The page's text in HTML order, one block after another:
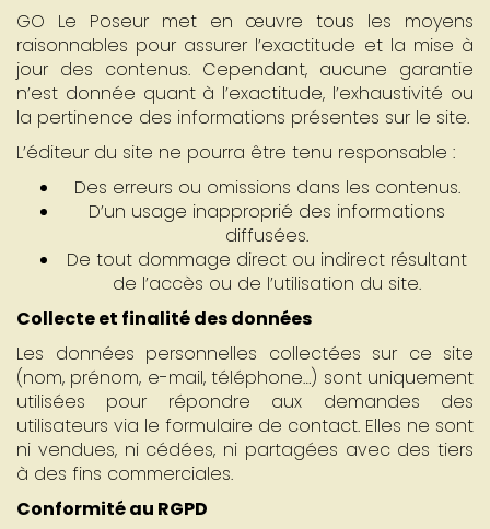
GO Le Poseur met en œuvre tous les moyens
raisonnables pour assurer l’exactitude et la mise à
jour des contenus. Cependant, aucune garantie
n’est donnée quant à l’exactitude, l’exhaustivité ou
la pertinence des informations présentes sur le site.
L’éditeur du site ne pourra être tenu responsable :
Des erreurs ou omissions dans les contenus.
D’un usage inapproprié des informations
diffusées.
De tout dommage direct ou indirect résultant
de l’accès ou de l’utilisation du site.
Collecte et finalité des données
Les données personnelles collectées sur ce site
(nom, prénom, e-mail, téléphone…) sont uniquement
utilisées pour répondre aux demandes des
utilisateurs via le formulaire de contact. Elles ne sont
ni vendues, ni cédées, ni partagées avec des tiers
à des fins commerciales.
Conformité au RGPD